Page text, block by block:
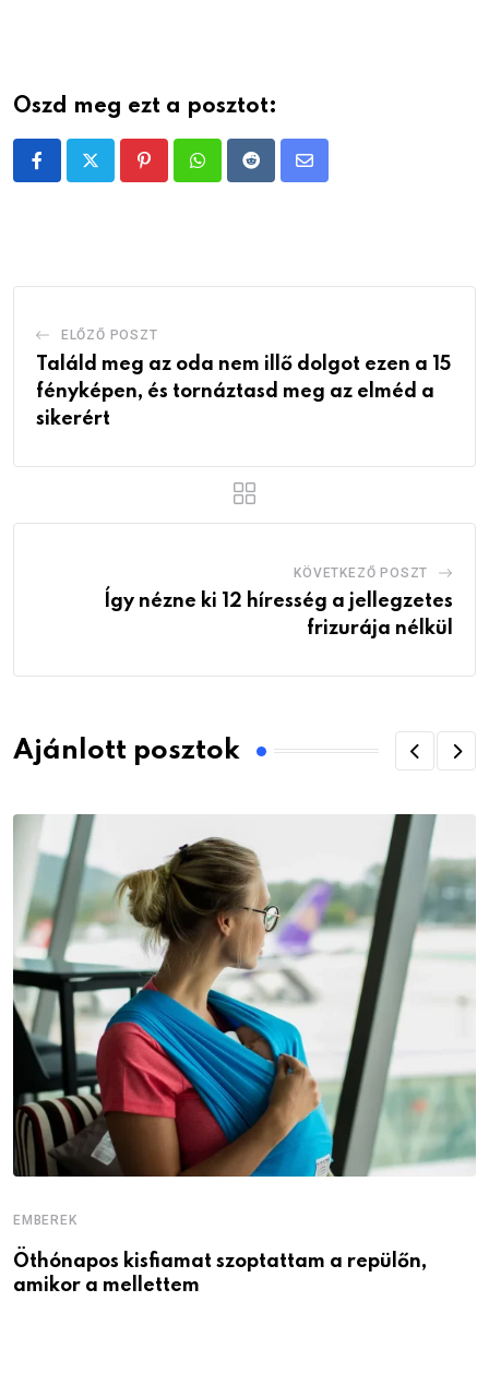
Oszd meg ezt a posztot:
PinterestWhatsappRedditShare
ELŐZŐ POSZT
Találd meg az oda nem illő dolgot ezen a 15
fényképen, és tornáztasd meg az elméd a
sikerért
KÖVETKEZŐ POSZT
Így nézne ki 12 híresség a jellegzetes
frizurája nélkül
Ajánlott posztok
EMBEREK
Öthónapos kisfiamat szoptattam a repülőn,
amikor a mellettem